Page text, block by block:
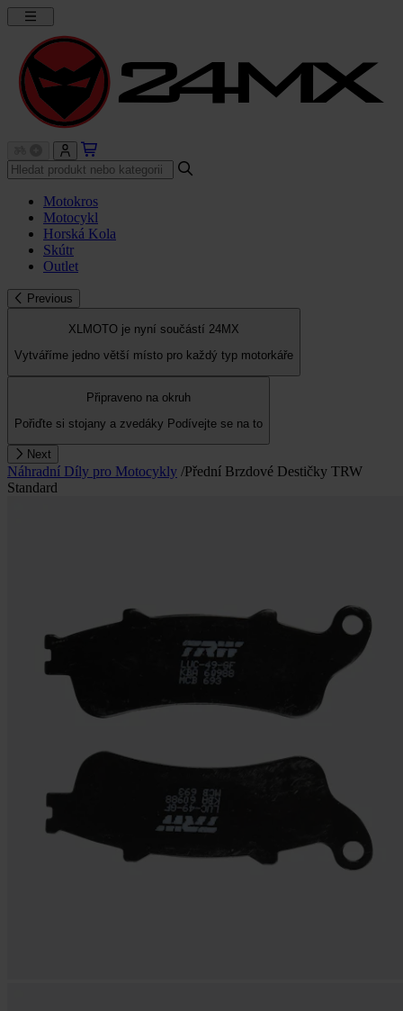
Motokros
Motocykl
Horská Kola
Skútr
Outlet
Previous
XLMOTO je nyní součástí 24MX
Vytváříme jedno větší místo pro každý typ motorkáře
Připraveno na okruh
Pořiďte si stojany a zvedáky Podívejte se na to
Next
Náhradní Díly pro Motocykly /Přední Brzdové Destičky TRW
Standard